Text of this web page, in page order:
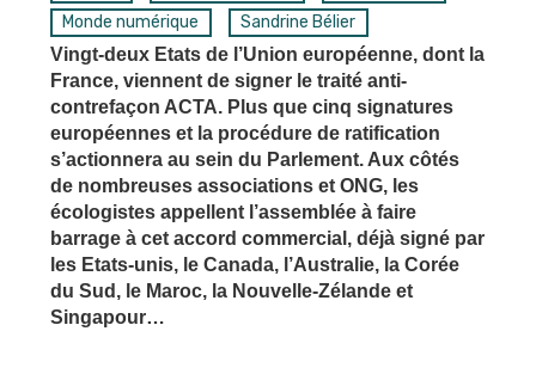
Monde numérique
Sandrine Bélier
Vingt-deux Etats de l’Union européenne, dont la
France, viennent de signer le traité anti-
contrefaçon ACTA. Plus que cinq signatures
européennes et la procédure de ratification
s’actionnera au sein du Parlement. Aux côtés
de nombreuses associations et ONG, les
écologistes appellent l’assemblée à faire
barrage à cet accord commercial, déjà signé par
les Etats-unis, le Canada, l’Australie, la Corée
du Sud, le Maroc, la Nouvelle-Zélande et
Singapour…